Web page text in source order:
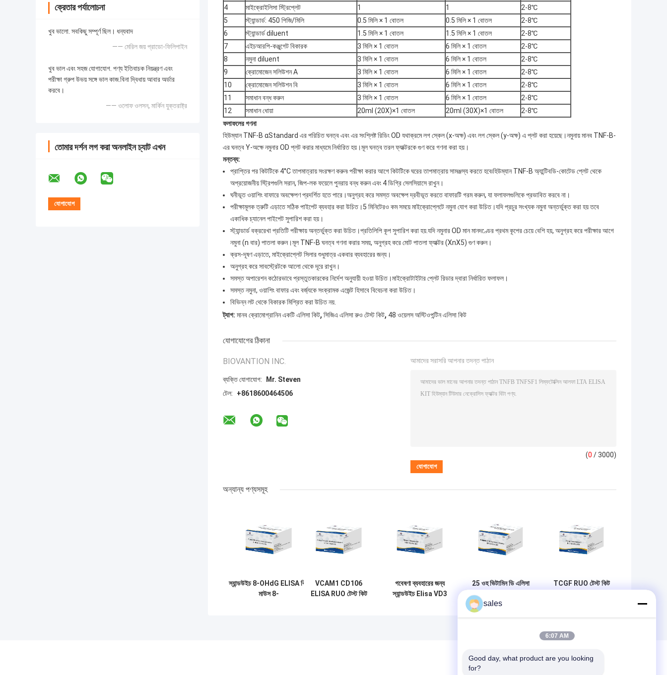
ক্রেতার পর্যালোচনা
খুব ভালো. সবকিছু সম্পূর্ণ ছিল। ধন্যবাদ
—— মেরিল জয় প্রাডো-ফিলিপাইন
খুব ভাল এবং সহজ যোগাযোগ. পণ্য ইতিবাচক নিয়ন্ত্রণ এবং
পরীক্ষা গ্রুপ উভয় সঙ্গে ভাল কাজ.বিনা দ্বিধায় আবার অর্ডার
করবে।
—— ওলোফ ওলসন, মার্কিন যুক্তরাষ্ট্র
তোমার দর্শন লগ করা অনলাইন চ্যাট এখন
4
মাইক্রোইলিসা স্ট্রিপ্লেট 1 1
2-8℃
5
স্ট্যান্ডার্ড: 450 পিজি/মিলি 0.5 মিলি × 1 বোতল 0.5 মিলি × 1 বোতল
2-8℃
6
স্ট্যান্ডার্ড diluent 1.5 মিলি × 1 বোতল 1.5 মিলি × 1 বোতল
2-8℃
7
এইচআরপি-কঞ্জুগেট বিকারক 3 মিলি × 1 বোতল 6 মিলি × 1 বোতল
2-8℃
8
নমুনা diluent 3 মিলি × 1 বোতল 6 মিলি × 1 বোতল
2-8℃
9
ক্রোমোজেন সলিউশন A 3 মিলি × 1 বোতল 6 মিলি × 1 বোতল
2-8℃
10
ক্রোমোজেন সলিউশন বি 3 মিলি × 1 বোতল 6 মিলি × 1 বোতল
2-8℃
11
সমাধান বন্ধ করুন 3 মিলি × 1 বোতল 6 মিলি × 1 বোতল
2-8℃
12
সমাধান ধোয়া 20ml (20X)×1 বোতল 20ml (30X)×1 বোতল
2-8℃
ফলাফলের গণনা
হিউম্যান TNF-B αStandard এর পরিচিত ঘনত্ব এবং এর সংশ্লিষ্ট রিডিং OD যথাক্রমে লগ স্কেল (x-অক্ষ) এবং লগ স্কেল (y-অক্ষ) এ প্লট করা হয়েছে।নমুনায় মানব TNF-B-
এর ঘনত্ব Y-অক্ষে নমুনার OD প্লট করার মাধ্যমে নির্ধারিত হয়।মূল ঘনত্ব তরল ফ্যাক্টরকে গুণ করে গণনা করা হয়।
মন্তব্য:
প্রাপ্তির পর কিটটিকে 4°C তাপমাত্রায় সংরক্ষণ করুন৷ পরীক্ষা করার আগে কিটটিকে ঘরের তাপমাত্রায় সামঞ্জস্য করতে হবে৷হিউম্যান TNF-B অ্যান্টিবডি-কোটেড প্লেট থেকে
অপ্রয়োজনীয় স্ট্রিপগুলি সরান, জিপ-লক ফয়েলে পুনরায় বন্ধ করুন এবং 4 ডিগ্রি সেলসিয়াসে রাখুন।
ঘনীভূত ওয়াশিং বাফারে অবক্ষেপণ প্রদর্শিত হতে পারে।অনুগ্রহ করে সমস্ত অবক্ষেপ দ্রবীভূত করতে বাফারটি গরম করুন, যা ফলাফলগুলিকে প্রভাবিত করবে না।
পরীক্ষামূলক ত্রুটি এড়াতে সঠিক পাইপেট ব্যবহার করা উচিত।5 মিনিটেরও কম সময়ে মাইক্রোপ্লেটে নমুনা যোগ করা উচিত।যদি প্রচুর সংখ্যক নমুনা অন্তর্ভুক্ত করা হয় তবে
একাধিক চ্যানেল পাইপেট সুপারিশ করা হয়।
স্ট্যান্ডার্ড বক্ররেখা প্রতিটি পরীক্ষায় অন্তর্ভুক্ত করা উচিত।প্রতিলিপি কূপ সুপারিশ করা হয়.যদি নমুনার OD মান মানদণ্ডের প্রথম কূপের চেয়ে বেশি হয়, অনুগ্রহ করে পরীক্ষার আগে
নমুনা (n বার) পাতলা করুন।মূল TNF-B ঘনত্ব গণনা করার সময়, অনুগ্রহ করে মোট পাতলা ফ্যাক্টর (XnX5) গুণ করুন।
ক্রস-দূষণ এড়াতে, মাইক্রোপ্লেট সিলার শুধুমাত্র একবার ব্যবহারের জন্য।
অনুগ্রহ করে সাবস্ট্রেটকে আলো থেকে দূরে রাখুন।
সমস্ত অপারেশন কঠোরভাবে প্রস্তুতকারকের নির্দেশ অনুযায়ী হওয়া উচিত।মাইক্রোটাইটার প্লেট রিডার দ্বারা নির্ধারিত ফলাফল।
সমস্ত নমুনা, ওয়াশিং বাফার এবং বর্জ্যকে সংক্রামক এজেন্ট হিসাবে বিবেচনা করা উচিত।
বিভিন্ন লট থেকে বিকারক মিশ্রিত করা উচিত নয়.
ট্যাগ: মানব ক্রোমোগ্রানিন একটি এলিসা কিট, সিজিএ এলিসা রুও টেস্ট কিট, 48 ওয়েলস অস্টিওপন্টিন এলিসা কিট
যোগাযোগের ঠিকানা
BIOVANTION INC.
ব্যক্তি যোগাযোগ:
Mr. Steven
টেল:
+8618600464506
আমাদের সরাসরি আপনার তদন্ত পাঠান
(0 / 3000)
অন্যান্য পণ্যসমূহ
স্যান্ডউইচ 8-OHdG ELISA কিট
মাউস 8-
VCAM1 CD106
ELISA RUO টেস্ট কিট
গবেষণা ব্যবহারের জন্য
স্যান্ডউইচ Elisa VD3
25 ওহ ভিটামিন ডি এলিসা
ডিহাইড্রোক্সিভিটামিন ডি3
TCGF RUO টেস্ট কিট
sales
6:07 AM
Good day, what product are you looking
for?